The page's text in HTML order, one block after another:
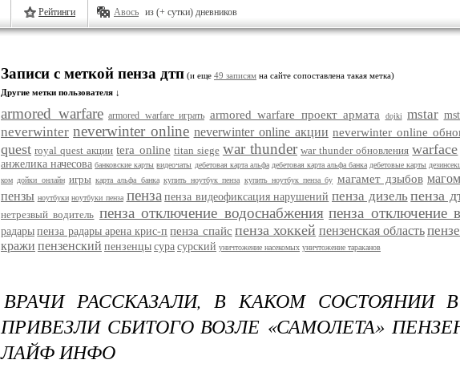
Рейтинги Авось из (+ сутки) дневников
Записи с меткой пенза дтп (и еще 49 записям на сайте сопоставлена такая метка)
Другие метки пользователя ↓
armored warfare armored warfare играть armored warfare проект армата dojki mstar
neverwinter neverwinter online neverwinter online акции neverwinter online
quest royal quest акции tera online titan siege war thunder war thunder обновления warface
анжелика начесова банковские карты видеочаты дебетовая карта альфа дебетовая карта альфа банка дебетовые карты
ком дойки онлайн игры карта альфа банка купить ноутбук пенза купить ноутбук пенза бу магамет дзыбов
пензы ноутбуки ноутбуки пенза пенза пенза видеофиксация нарушений пенза дизельпенза
нетрезвый водитель пенза отключение водоснабжения пенза отключение
радары пенза радары арена крис-п пенза спайс пенза хоккей пензенская область
кражи пензенский пензенцы сура сурский уничтожение насекомых уничтожение тараканов
ВРАЧИ РАССКАЗАЛИ, В КАКОМ СОСТОЯНИИ
ПРИВЕЗЛИ СБИТОГО ВОЗЛЕ «САМОЛЕТА»
ЛАЙФ ИНФО